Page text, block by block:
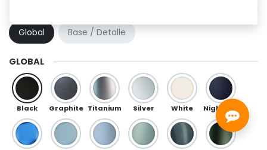
Global
Base / Detalle
GLOBAL
Black Graphite Titanium Silver White